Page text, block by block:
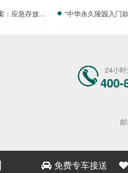
：应急存放配
“中华永久陵园入门
24小
400-
免费专车接送